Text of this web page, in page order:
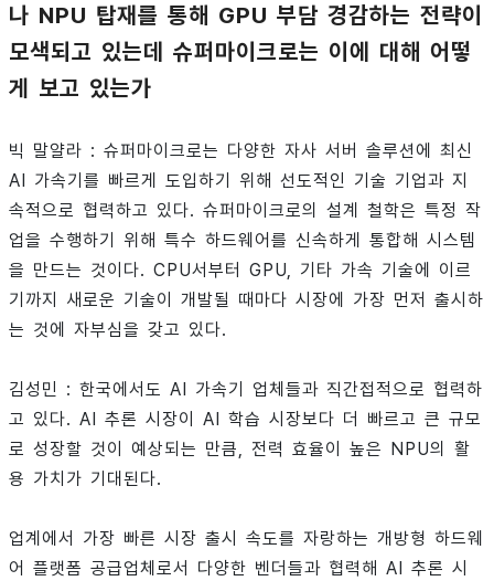
나 NPU 탑재를 통해 GPU 부담 경감하는 전략이
모색되고 있는데 슈퍼마이크로는 이에 대해 어떻
게 보고 있는가
빅 말얄라 : 슈퍼마이크로는 다양한 자사 서버 솔루션에 최신
AI 가속기를 빠르게 도입하기 위해 선도적인 기술 기업과 지
속적으로 협력하고 있다. 슈퍼마이크로의 설계 철학은 특정 작
업을 수행하기 위해 특수 하드웨어를 신속하게 통합해 시스템
을 만드는 것이다. CPU서부터 GPU, 기타 가속 기술에 이르
기까지 새로운 기술이 개발될 때마다 시장에 가장 먼저 출시하
는 것에 자부심을 갖고 있다.
김성민 : 한국에서도 AI 가속기 업체들과 직간접적으로 협력하
고 있다. AI 추론 시장이 AI 학습 시장보다 더 빠르고 큰 규모
로 성장할 것이 예상되는 만큼, 전력 효율이 높은 NPU의 활
용 가치가 기대된다.
업계에서 가장 빠른 시장 출시 속도를 자랑하는 개방형 하드웨
어 플랫폼 공급업체로서 다양한 벤더들과 협력해 AI 추론 시